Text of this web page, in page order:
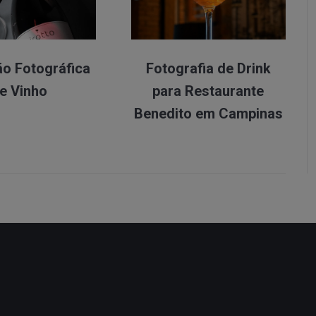
Fotográfica
Vinho
Fotografia de Drink
para Restaurante
Benedito em Campinas